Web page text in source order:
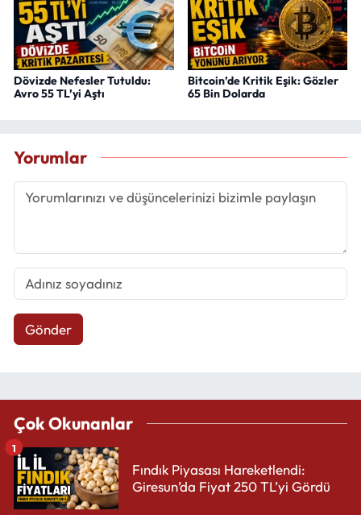
Dövizde Nefesler Tutuldu:
Avro 55 TL’yi Aştı
Bitcoin’de Kritik Eşik: Gözler
65 Bin Dolarda
Yorumlar
Gönder
Çok Okunanlar
Fındık Piyasası Hareketlendi:
Giresun’da Fiyat 250 TL’yi Gördü
1